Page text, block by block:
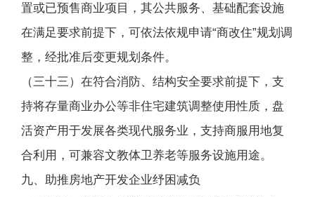
置或已预售商业项目，其公共服务、基础配套设施
在满足要求前提下，可依法依规申请“商改住”规划调
整，经批准后变更规划条件。
（三十三）在符合消防、结构安全要求前提下，支
持将存量商业办公等非住宅建筑调整使用性质，盘
活资产用于发展各类现代服务业，支持商服用地复
合利用，可兼容文教体卫养老等服务设施用途。
九、助推房地产开发企业纾困减负